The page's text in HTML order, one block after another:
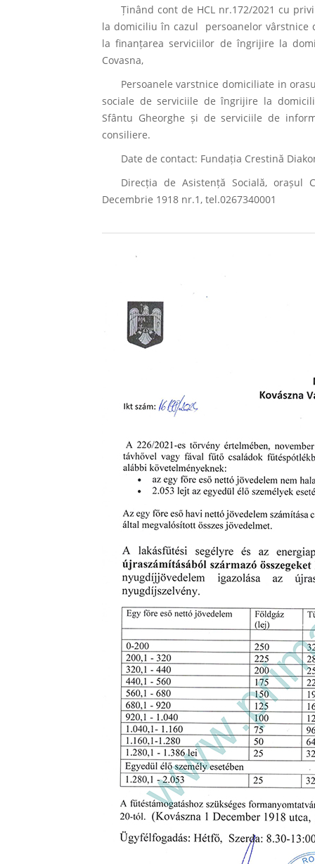
Ținând cont de HCL nr.172/2021 cu
la domiciliu în cazul persoanelor vârstnice
la finanțarea serviciilor de îngrijire la
Covasna,
Persoanele varstnice domiciliate in
sociale de serviciile de îngrijire la
Sfântu Gheorghe și de serviciile de
consiliere.
Date de contact: Fundația Crestină
Direcția de Asistență Socială, orașul
Decembrie 1918 nr.1, tel.0267340001